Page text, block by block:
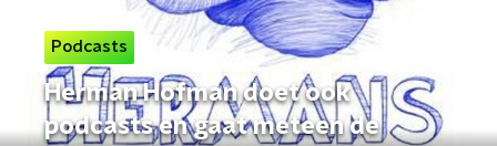
Podcasts
Herman Hofman doet ook
podcasts en gaat meteen de